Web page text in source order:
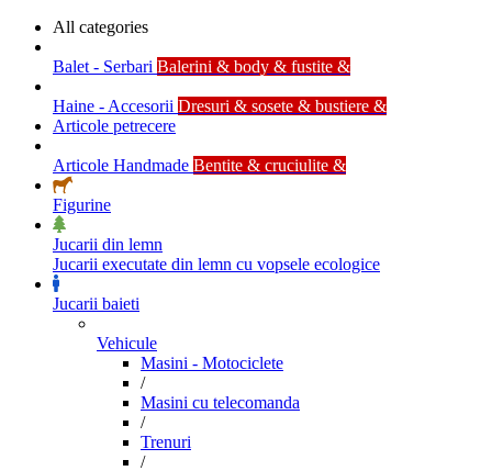
All categories
Balet - Serbari Balerini & body & fustite &
Haine - Accesorii Dresuri & sosete & bustiere &
Articole petrecere
Articole Handmade Bentite & cruciulite &
Figurine
Jucarii din lemn
Jucarii executate din lemn cu vopsele ecologice
Jucarii baieti
Vehicule
Masini - Motociclete
/
Masini cu telecomanda
/
Trenuri
/